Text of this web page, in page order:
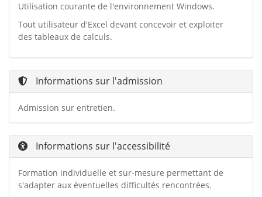
Utilisation courante de l'environnement Windows.
Tout utilisateur d'Excel devant concevoir et exploiter
des tableaux de calculs.
Informations sur l'admission
Admission sur entretien.
Informations sur l'accessibilité
Formation individuelle et sur-mesure permettant de
s'adapter aux éventuelles difficultés rencontrées.